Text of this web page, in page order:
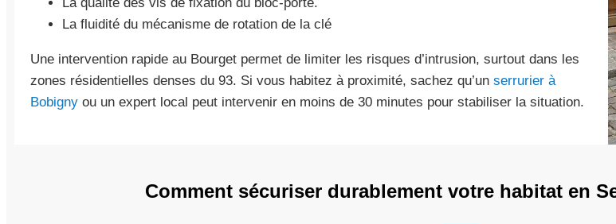
La fluidité du mécanisme de rotation de la clé
Une intervention rapide au Bourget permet de limiter les risques d’intrusion, surtout dans les
zones résidentielles denses du 93. Si vous habitez à proximité, sachez qu’un serrurier à
Bobigny ou un expert local peut intervenir en moins de 30 minutes pour stabiliser la situation.
Comment sécuriser durablement votre habitat en